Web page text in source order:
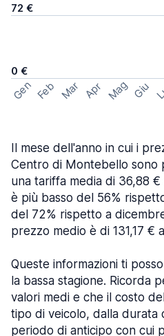
72 €
0 €
Gen Feb Mar Apr Mag Giu
Il mese dell'anno in cui i
Centro di Montebello sono
una tariffa media di 36,88
è più basso del 56%
del 72% rispetto a
prezzo medio è di 131,17 €
Queste informazioni ti
la bassa stagione. Ricorda
valori medi e che il costo
tipo di veicolo, dalla durata
periodo di anticipo con cui